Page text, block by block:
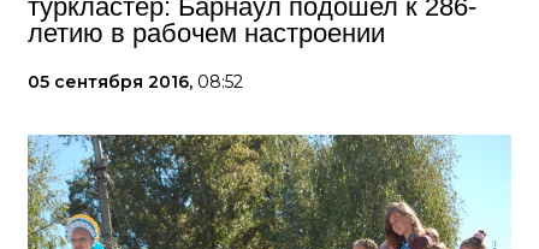
туркластер: Барнаул подошел к 286-
летию в рабочем настроении
05 сентября 2016, 08:52